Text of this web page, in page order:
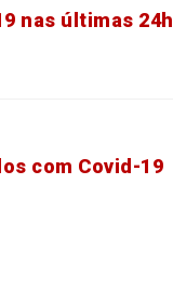
nas últimas 24h
com Covid-19